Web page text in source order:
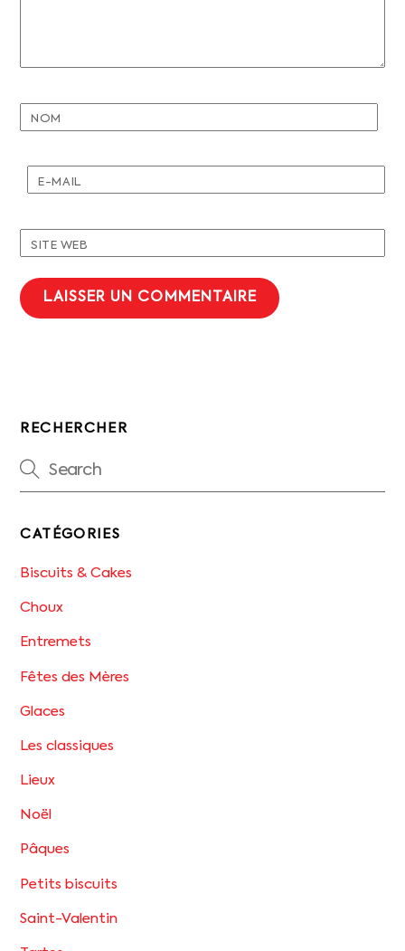
NOM
E-MAIL
SITE WEB
RECHERCHER
CATÉGORIES
Biscuits & Cakes
Choux
Entremets
Fêtes des Mères
Glaces
Les classiques
Lieux
Noël
Pâques
Petits biscuits
Saint-Valentin